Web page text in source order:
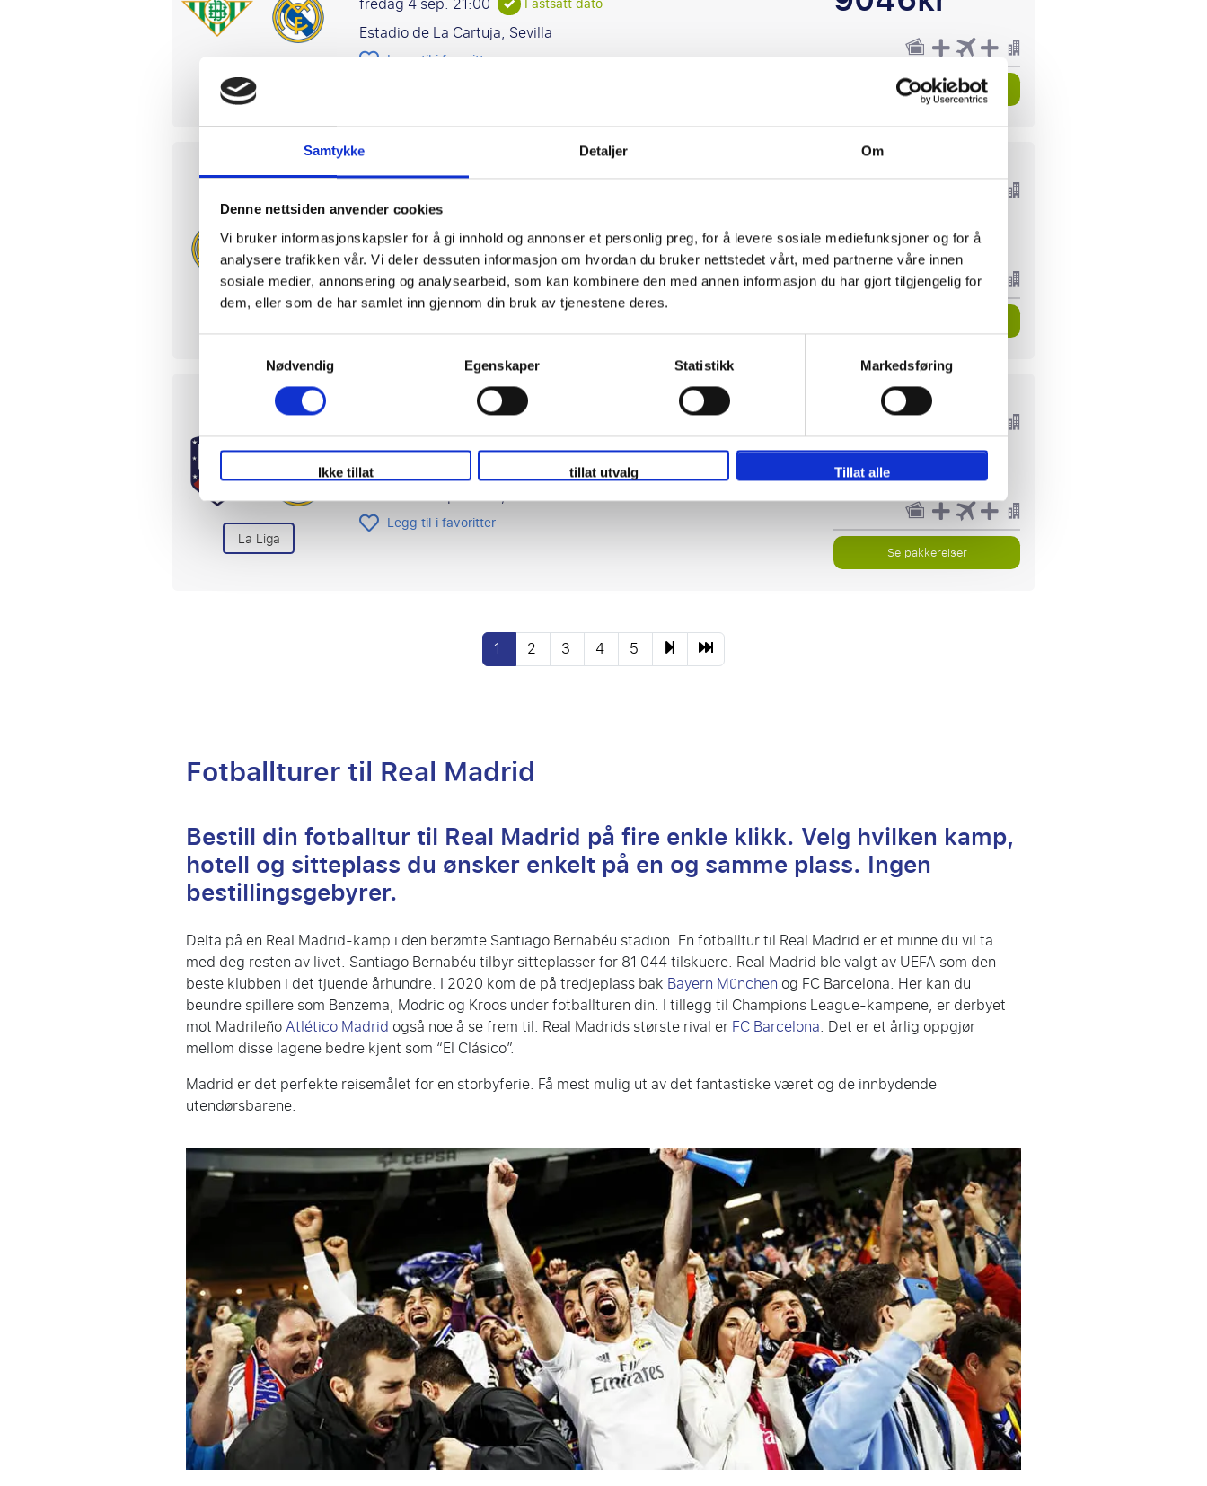
Samtykke Detaljer Om
Denne nettsiden anvender cookies
Vi bruker informasjonskapsler for å gi innhold og annonser et personlig preg, for å levere sosiale mediefunksjoner og for å
analysere trafikken vår. Vi deler dessuten informasjon om hvordan du bruker nettstedet vårt, med partnerne våre innen
sosiale medier, annonsering og analysearbeid, som kan kombinere den med annen informasjon du har gjort tilgjengelig for
dem, eller som de har samlet inn gjennom din bruk av tjenestene deres.
Nødvendig
Egenskaper Statistikk Markedsføring
Ikke tillat tillat utvalg Tillat alle
La Liga
Estadio de La Cartuja, Sevilla
Legg til i favoritter
Se pakkereiser
La Liga
Real Madrid - Rayo Vallecano
12 or 13 september
Estadio Santiago Bernabéu, Madrid
Legg til i favoritter
7836kr
14046kr
La Liga
Atlético Madrid - Real Madrid
19 or 20 september
Cívitas Metropolitano, Madrid
Legg til i favoritter
5801kr
10786kr
Se pakkereiser
1 2 3 4 5
Fotballturer til Real Madrid
Bestill din fotballtur til Real Madrid på fire enkle klikk. Velg hvilken kamp,
hotell og sitteplass du ønsker enkelt på en og samme plass. Ingen
bestillingsgebyrer.
Delta på en Real Madrid-kamp i den berømte Santiago Bernabéu stadion. En fotballtur til Real Madrid er et minne du vil ta
med deg resten av livet. Santiago Bernabéu tilbyr sitteplasser for 81 044 tilskuere. Real Madrid ble valgt av UEFA som den
beste klubben i det tjuende århundre. I 2020 kom de på tredjeplass bak Bayern München og FC Barcelona. Her kan du
beundre spillere som Benzema, Modric og Kroos under fotballturen din. I tillegg til Champions League-kampene, er derbyet
mot MadrileñoAtlético Madrid også noe å se frem til. Real Madrids største rival erFC Barcelona. Det er et årlig oppgjør
mellom disse lagene bedre kjent som “El Clásico”.
Madrid er det perfekte reisemålet for en storbyferie. Få mest mulig ut av det fantastiske været og de innbydende
utendørsbarene.